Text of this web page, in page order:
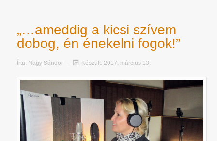
„…ameddig a kicsi szívem
dobog, én énekelni fogok!”
Írta: Nagy Sándor Készült: 2017. március 13.